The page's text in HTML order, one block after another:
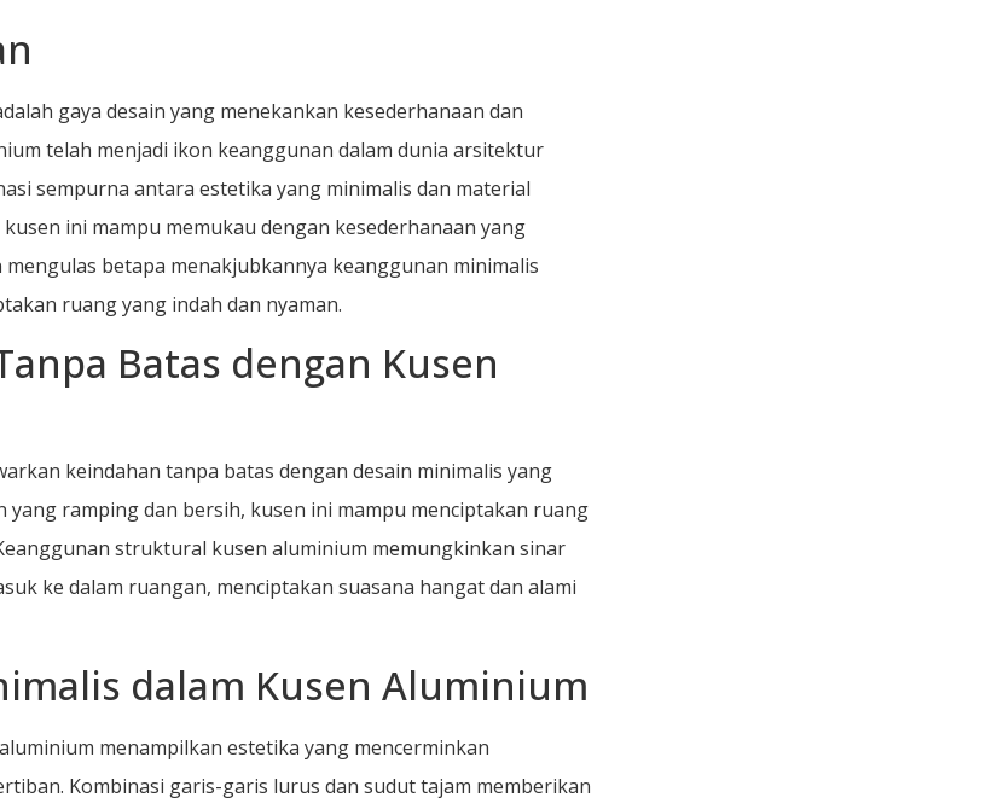
gaya desain yang menekankan kesederhanaan dan
telah menjadi ikon keanggunan dalam dunia arsitektur
sempurna antara estetika yang minimalis dan material
ini mampu memukau dengan kesederhanaan yang
betapa menakjubkannya keanggunan minimalis
ruang yang indah dan nyaman.
Batas dengan Kusen
keindahan tanpa batas dengan desain minimalis yang
yang ramping dan bersih, kusen ini mampu menciptakan ruang
struktural kusen aluminium memungkinkan sinar
ke dalam ruangan, menciptakan suasana hangat dan alami
dalam Kusen Aluminium
menampilkan estetika yang mencerminkan
Kombinasi garis-garis lurus dan sudut tajam memberikan